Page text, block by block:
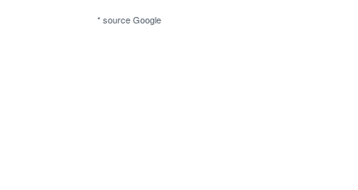
* source Google